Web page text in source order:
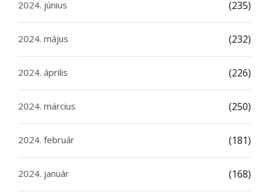
2024. június (235)
2024. május (232)
2024. április (226)
2024. március (250)
2024. február (181)
2024. január (168)